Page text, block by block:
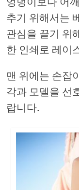
추기 위해서는
관심을 끌기 위
한 인쇄로 레이
맨 위에는 손잡
각과 모델을 선
랍니다.